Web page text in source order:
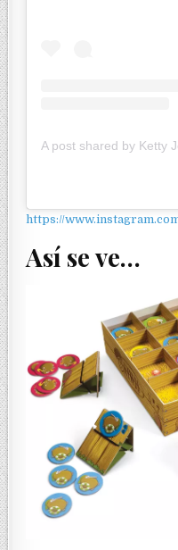
A post shared by Ketty
https://
Así se ve…